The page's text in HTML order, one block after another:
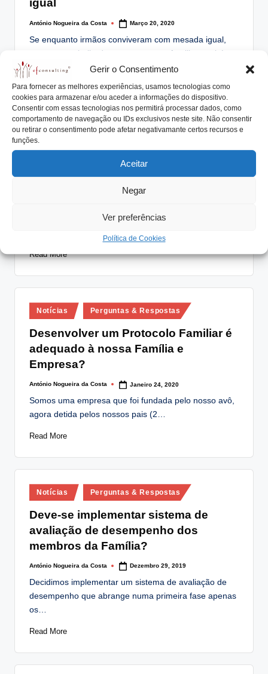
Gerir o Consentimento
Para fornecer as melhores experiências, usamos tecnologias como
cookies para armazenar e/ou aceder a informações do dispositivo.
Consentir com essas tecnologias nos permitirá processar dados, como
comportamento de navegação ou IDs exclusivos neste site. Não consentir
ou retirar o consentimento pode afetar negativamante certos recursos e
funções.
Aceitar
Negar
Ver preferências
Política de Cookies
igual
Posted
António Nogueira da Costa Março 20, 2020
Se enquanto irmãos conviveram com mesada igual,
enquanto trabalhadores na empresa familiar também
devem ter…
Read More
Posted
Artigos
Aos filhos paga-se salário adequado
Trabalho na empresa da família há já oito anos e sou
responsável pela área de…
Read More
Posted
in
Notícias Perguntas & Respostas
Desenvolver um Protocolo Familiar é
adequado à nossa Família e
Empresa?
Posted
António Nogueira da Costa Janeiro 24, 2020
Somos uma empresa que foi fundada pelo nosso avô,
agora detida pelos nossos pais (2…
Read More
Posted
in
Notícias Perguntas & Respostas
Deve-se implementar sistema de
avaliação de desempenho dos
membros da Família?
Posted
António Nogueira da Costa Dezembro 29, 2019
Decidimos implementar um sistema de avaliação de
desempenho que abrange numa primeira fase apenas
os…
Read More